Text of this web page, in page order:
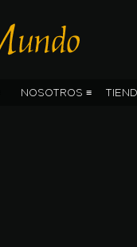
NOSOTROS ≡